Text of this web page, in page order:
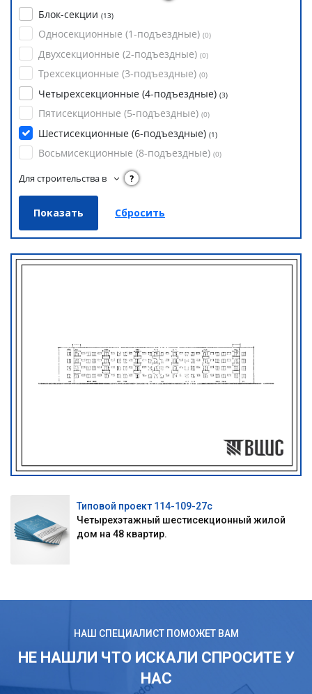
Блок-секции (13)
Односекционные (1-подъездные) (0)
Двухсекционные (2-подъездные) (0)
Трехсекционные (3-подъездные) (0)
Четырехсекционные (4-подъездные) (3)
Пятисекционные (5-подъездные) (0)
Шестисекционные (6-подъездные) (1)
Восьмисекционные (8-подъездные) (0)
Для строительства в ?
Типовой проект 114-109-27с
Четырехэтажный шестисекционный жилой
дом на 48 квартир.
НАШ СПЕЦИАЛИСТ ПОМОЖЕТ ВАМ
НЕ НАШЛИ ЧТО ИСКАЛИ СПРОСИТЕ У
НАС